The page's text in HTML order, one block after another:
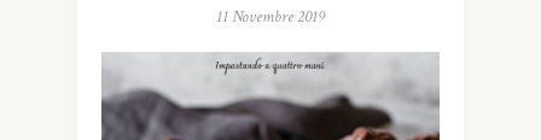
11 Novembre 2019